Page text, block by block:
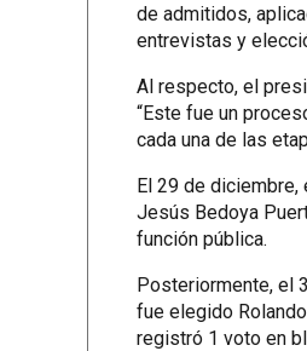
de admitidos,
entrevistas y
Al respecto, el
“Este fue un
cada una de las
El 29 de
Jesús Bedoya
función pública.
Posteriormente, el
fue elegido
registró 1 voto en